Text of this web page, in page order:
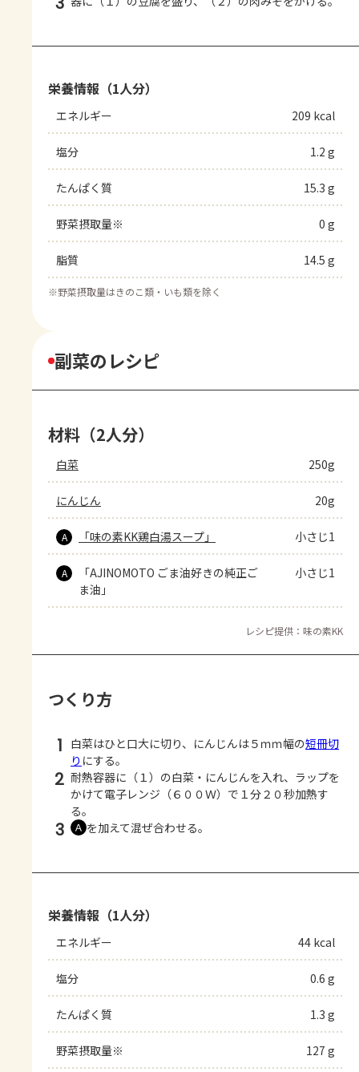
栄養情報（1人分）
エネルギー 209 kcal
塩分 1.2 g
たんぱく質 15.3 g
野菜摂取量※ 0 g
脂質 14.5 g
※野菜摂取量はきのこ類・いも類を除く
副菜のレシピ
材料（2人分）
白菜 250g
にんじん 20g
A 「味の素KK鶏白湯スープ」 小さじ1
A
「AJINOMOTO ごま油好きの純正ご
ま油」
小さじ1
レシピ提供：味の素KK
つくり方
1 白菜はひと口大に切り、にんじんは５ｍｍ幅の短冊切
り にする。
2 耐熱容器に（１）の白菜・にんじんを入れ、ラップを
かけて電子レンジ（６００Ｗ）で１分２０秒加熱す
る。
3 Ａ を加えて混ぜ合わせる。
栄養情報（1人分）
エネルギー 44 kcal
塩分 0.6 g
たんぱく質 1.3 g
野菜摂取量※ 127 g